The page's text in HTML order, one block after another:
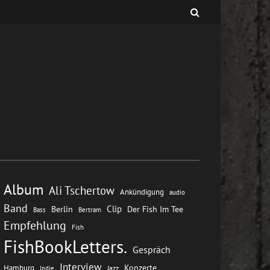
Album Ali Tschertow Ankündigung audio
Band Bass Berlin Bertram Clip Der Fish Im Tee
Empfehlung Fish
FishBookLetters. Gespräch
Hamburg Indie Interview Jazz Konzerte